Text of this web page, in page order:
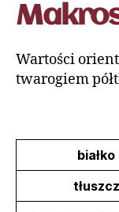
Wartości
twarogiem
białko
tłuszcz